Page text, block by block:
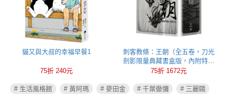
貓又與大叔的幸福早餐1
75折 240元
刺客教條：王朝（全五卷，刀光
劍影限量典藏書盒版，內附特製
刺客水墨古風海報）
75折 1672元
# 生活風格館 # 黃阿瑪 # 麥田金 # 千葉徹彌
# 三麗鷗